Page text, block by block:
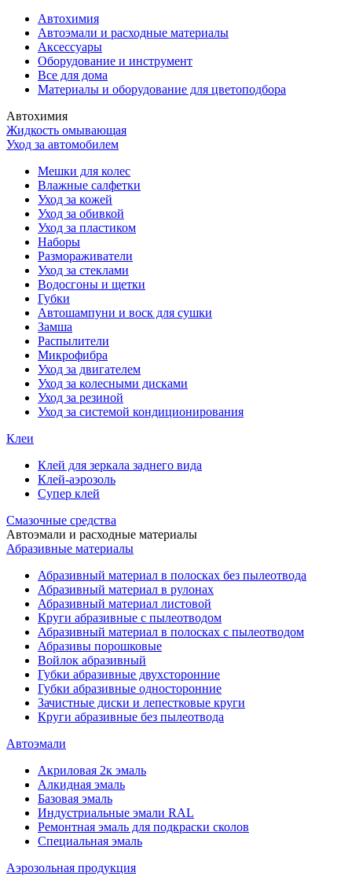
Автохимия
Автоэмали и расходные материалы
Аксессуары
Оборудование и инструмент
Все для дома
Материалы и оборудование для цветоподбора
Автохимия
Жидкость омывающая
Уход за автомобилем
Мешки для колес
Влажные салфетки
Уход за кожей
Уход за обивкой
Уход за пластиком
Наборы
Размораживатели
Уход за стеклами
Водосгоны и щетки
Губки
Автошампуни и воск для сушки
Замша
Распылители
Микрофибра
Уход за двигателем
Уход за колесными дисками
Уход за резиной
Уход за системой кондиционирования
Клеи
Клей для зеркала заднего вида
Клей-аэрозоль
Супер клей
Смазочные средства
Автоэмали и расходные материалы
Абразивные материалы
Абразивный материал в полосках без пылеотвода
Абразивный материал в рулонах
Абразивный материал листовой
Круги абразивные с пылеотводом
Абразивный материал в полосках с пылеотводом
Абразивы порошковые
Войлок абразивный
Губки абразивные двухсторонние
Губки абразивные односторонние
Зачистные диски и лепестковые круги
Круги абразивные без пылеотвода
Автоэмали
Акриловая 2к эмаль
Алкидная эмаль
Базовая эмаль
Индустриальные эмали RAL
Ремонтная эмаль для подкраски сколов
Специальная эмаль
Аэрозольная продукция